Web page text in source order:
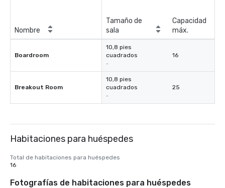
Nombre
Tamaño de
sala
Capacidad
máx.
Boardroom
10,8 pies
cuadrados
-
16
Breakout Room
10,8 pies
cuadrados
-
25
Habitaciones para huéspedes
Total de habitaciones para huéspedes
16
Fotografías de habitaciones para huéspedes